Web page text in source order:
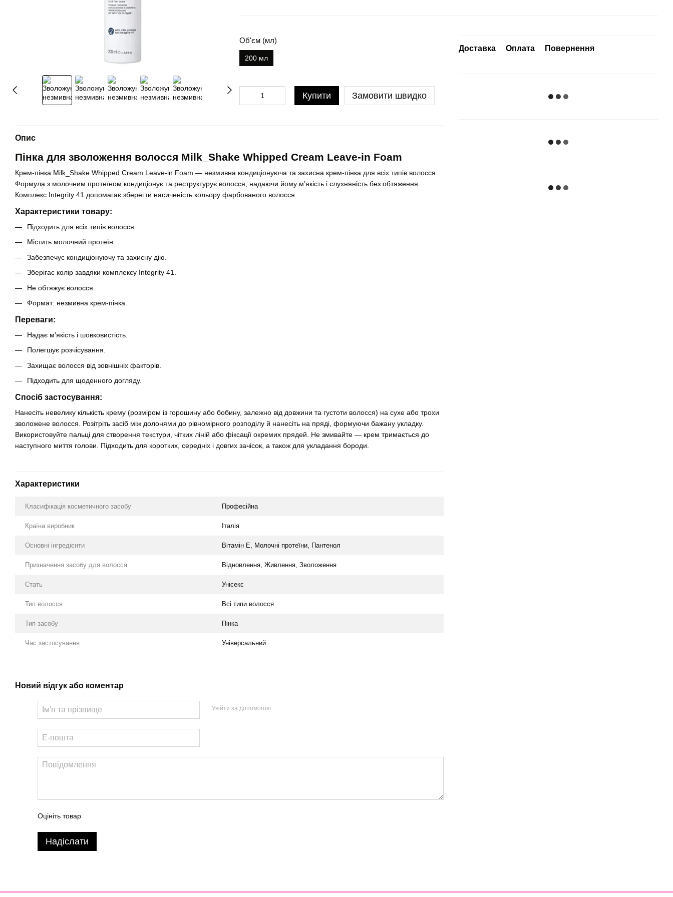
Об'єм (мл)
200 мл
Купити Замовити швидко
Доставка Оплата Повернення
Опис
Пінка для зволоження волосся Milk_Shake Whipped Cream Leave-in Foam
Крем-пінка Milk_Shake Whipped Cream Leave-in Foam — незмивна кондиціонуюча та захисна крем-пінка для всіх типів волосся.
Формула з молочним протеїном кондиціонує та реструктурує волосся, надаючи йому м’якість і слухняність без обтяження.
Комплекс Integrity 41 допомагає зберегти насиченість кольору фарбованого волосся.
Характеристики товару:
Підходить для всіх типів волосся.
Містить молочний протеїн.
Забезпечує кондиціонуючу та захисну дію.
Зберігає колір завдяки комплексу Integrity 41.
Не обтяжує волосся.
Формат: незмивна крем-пінка.
Переваги:
Надає м’якість і шовковистість.
Полегшує розчісування.
Захищає волосся від зовнішніх факторів.
Підходить для щоденного догляду.
Спосіб застосування:
Нанесіть невелику кількість крему (розміром із горошину або бобину, залежно від довжини та густоти волосся) на сухе або трохи
зволожене волосся. Розітріть засіб між долонями до рівномірного розподілу й нанесіть на пряді, формуючи бажану укладку.
Використовуйте пальці для створення текстури, чітких ліній або фіксації окремих прядей. Не змивайте — крем тримається до
наступного миття голови. Підходить для коротких, середніх і довгих зачісок, а також для укладання бороди.
Характеристики
Класифікація косметичного засобу Професійна
Країна виробник Італія
Основні інгредієнти Вітамін E, Молочні протеїни, Пантенол
Призначення засобу для волосся Відновлення, Живлення, Зволоження
Стать Унісекс
Тип волосся Всі типи волосся
Тип засобу Пінка
Час застосування Універсальний
Новий відгук або коментар
Увійти за допомогою
Оцініть товар
Надіслати